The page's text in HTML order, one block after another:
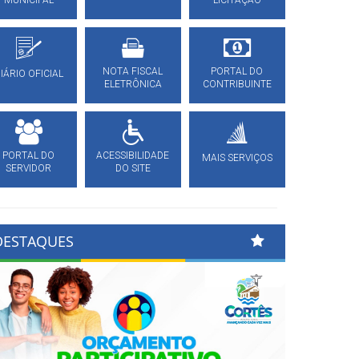
OFICIAL
NOTA FISCAL
ELETRÔNICA
PORTAL DO
CONTRIBUINTE
PORTAL DO
SERVIDOR
ACESSIBILIDADE
DO SITE
MAIS SERVIÇOS